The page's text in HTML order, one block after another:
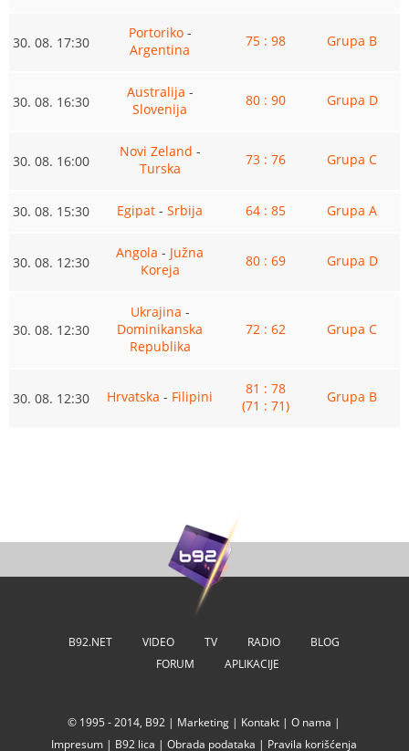
30. 08. 17:30
Portoriko-
Argentina
75 : 98 Grupa B
30. 08. 16:30
Australija -
Slovenija
80 : 90 Grupa D
30. 08. 16:00
Novi Zeland -
Turska
73 : 76 Grupa C
30. 08. 15:30 Egipat - Srbija 64 : 85 Grupa A
30. 08. 12:30
Angola - Južna
Koreja
80 : 69 Grupa D
30. 08. 12:30
Ukrajina -
Dominikanska
Republika
72 : 62 Grupa C
30. 08. 12:30 Hrvatska - Filipini
81 : 78
(71 : 71)
Grupa B
B92.NET VIDEO TV RADIO
BLOG
FORUM
APLIKACIJE
© 1995 - 2014, B92 | Marketing | Kontakt |O nama |
Impresum | B92 lica |Obrada podataka | Pravila korišćenja